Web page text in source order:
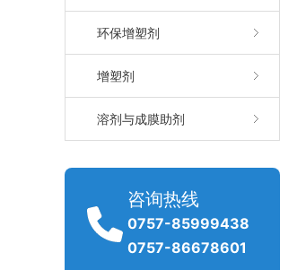
环保增塑剂
增塑剂
溶剂与成膜助剂
咨询热线
0757-85999438
0757-86678601